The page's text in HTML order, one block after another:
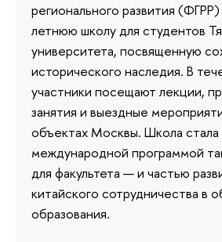
регионального развития
летнюю школу для студентов
университета, посвященную
исторического наследия. В
участники посещают лекции,
занятия и выездные
объектах Москвы. Школа стала
международной программой
для факультета — и частью
китайского сотрудничества в
образования.